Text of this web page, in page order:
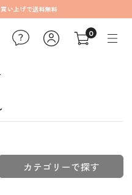
い上げで送料無料
0
カテゴリーで探す